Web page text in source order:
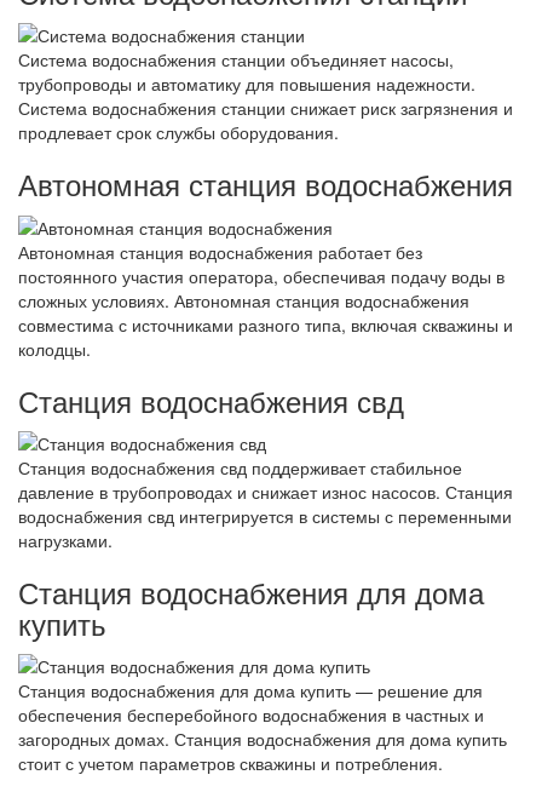
Система водоснабжения станции объединяет насосы,
трубопроводы и автоматику для повышения надежности.
Система водоснабжения станции снижает риск загрязнения и
продлевает срок службы оборудования.
Автономная станция водоснабжения
Автономная станция водоснабжения работает без
постоянного участия оператора, обеспечивая подачу воды в
сложных условиях. Автономная станция водоснабжения
совместима с источниками разного типа, включая скважины и
колодцы.
Станция водоснабжения свд
Станция водоснабжения свд поддерживает стабильное
давление в трубопроводах и снижает износ насосов. Станция
водоснабжения свд интегрируется в системы с переменными
нагрузками.
Станция водоснабжения для дома
купить
Станция водоснабжения для дома купить — решение для
обеспечения бесперебойного водоснабжения в частных и
загородных домах. Станция водоснабжения для дома купить
стоит с учетом параметров скважины и потребления.